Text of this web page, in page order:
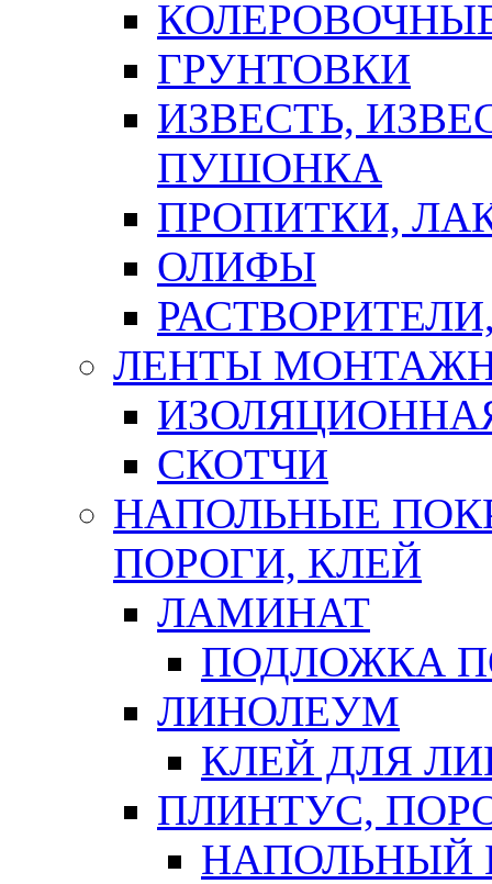
ГРУНТОВКИ
ИЗВЕСТЬ,
ПУШОНКА
ПРОПИТКИ,
ОЛИФЫ
ЛЕНТЫ
СКОТЧИ
НАПОЛЬНЫЕ
ПОРОГИ, КЛЕЙ
ЛАМИНАТ
ПОДЛОЖКА
ЛИНОЛЕУМ
КЛЕЙ ДЛЯ
ПЛИНТУС,
НАПОЛЬНЫЙ